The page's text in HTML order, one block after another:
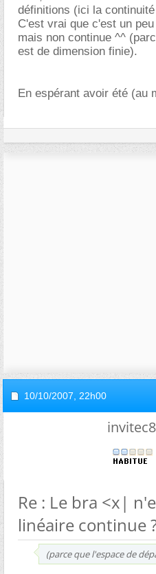
définitions (ici la
C'est vrai que c'est un
mais non continue ^^
est de dimension finie).
En espérant avoir été (au
10/10/2007, 22h00
Re : Le bra <x|
linéaire continue
(parce que l'espace de